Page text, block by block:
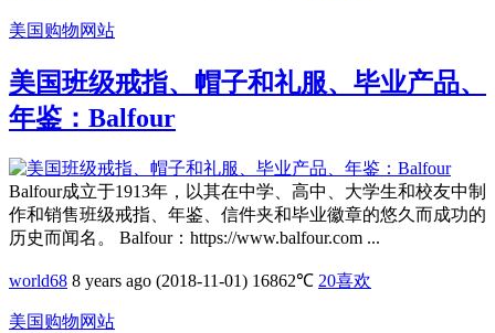
美国购物网站
美国班级戒指、帽子和礼服、毕业产品、
年鉴：Balfour
Balfour成立于1913年，以其在中学、高中、大学生和校友中制
作和销售班级戒指、年鉴、信件夹和毕业徽章的悠久而成功的
历史而闻名。 Balfour：https://www.balfour.com ...
world68 8 years ago (2018-11-01) 16862℃ 20喜欢
美国购物网站